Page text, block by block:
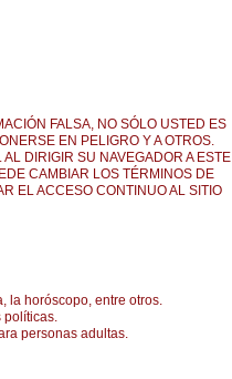
FALSA, NO SÓLO USTED ES
EN PELIGRO Y A OTROS.
DIRIGIR SU NAVEGADOR A ESTE
CAMBIAR LOS TÉRMINOS DE
EL ACCESO CONTINUO AL SITIO
la horóscopo, entre otros.
políticas.
personas adultas.